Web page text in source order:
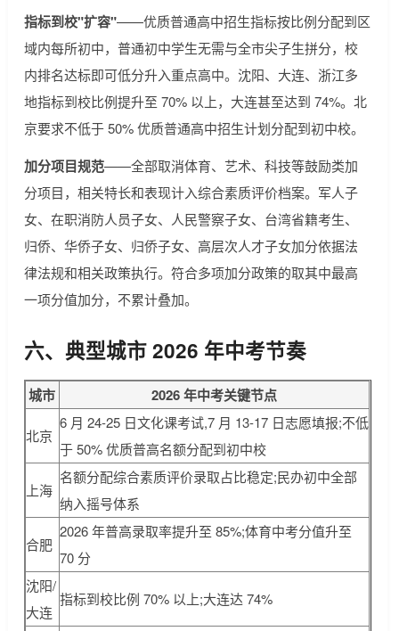
指标到校"扩容"——优质普通高中招生指标按比例分配到区
域内每所初中，普通初中学生无需与全市尖子生拼分，校
内排名达标即可低分升入重点高中。沈阳、大连、浙江多
地指标到校比例提升至 70% 以上，大连甚至达到 74%。北
京要求不低于 50% 优质普通高中招生计划分配到初中校。
加分项目规范——全部取消体育、艺术、科技等鼓励类加
分项目，相关特长和表现计入综合素质评价档案。军人子
女、在职消防人员子女、人民警察子女、台湾省籍考生、
归侨、华侨子女、归侨子女、高层次人才子女加分依据法
律法规和相关政策执行。符合多项加分政策的取其中最高
一项分值加分，不累计叠加。
六、典型城市 2026 年中考节奏
城市 2026 年中考关键节点
北京
6 月 24-25 日文化课考试,7 月 13-17 日志愿填报;不低
于 50% 优质普高名额分配到初中校
上海
名额分配综合素质评价录取占比稳定;民办初中全部
纳入摇号体系
合肥
2026 年普高录取率提升至 85%;体育中考分值升至
70 分
沈阳/
大连
指标到校比例 70% 以上;大连达 74%